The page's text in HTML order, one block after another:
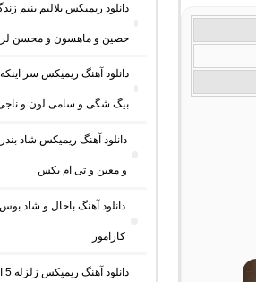
دانلود ریمیکس بلالیم بنیم
حصین و ماهسون و محسن
دانلود آهنگ ریمیکس سر
بیگ شگی و سامی لون و
دانلود آهنگ ریمیکس شاد
و معین و تی ام بکس
دانلود آهنگ باحال و شاد
کاراموز